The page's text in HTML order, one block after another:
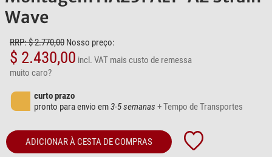
Wave
RRP: $ 2.770,00 Nosso preço:
$ 2.430,00 incl. VAT mais custo de remessa
muito caro?
curto prazo
pronto para envio em3-5 semanas + Tempo de Transportes
ADICIONAR À CESTA DE COMPRAS